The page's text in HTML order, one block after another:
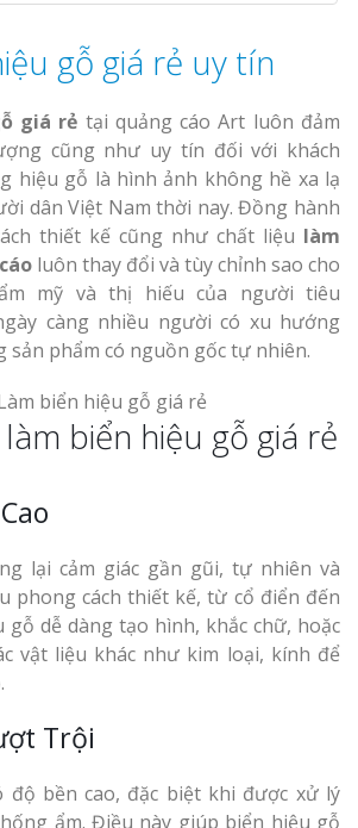
gỗ giá rẻ uy tín
giá rẻ tại quảng cáo Art luôn đảm
cũng như uy tín đối với khách
hiệu gỗ là hình ảnh không hề xa lạ
dân Việt Nam thời nay. Đồng hành
thiết kế cũng như chất liệu làm
luôn thay đổi và tùy chỉnh sao cho
mỹ và thị hiếu của người tiêu
càng nhiều người có xu hướng
sản phẩm có nguồn gốc tự nhiên.
biển hiệu gỗ giá rẻ
lại cảm giác gần gũi, tự nhiên và
phong cách thiết kế, từ cổ điển đến
gỗ dễ dàng tạo hình, khắc chữ, hoặc
vật liệu khác như kim loại, kính để
Trội
độ bền cao, đặc biệt khi được xử lý
ẩm. Điều này giúp biển hiệu gỗ